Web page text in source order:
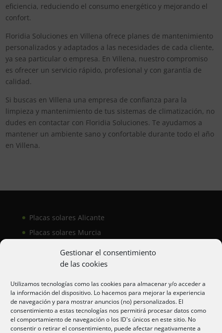
Gestionar el consentimiento
de las cookies
Utilizamos tecnologías como las cookies para almacenar y/o acceder a
la información del dispositivo. Lo hacemos para mejorar la experiencia
de navegación y para mostrar anuncios (no) personalizados. El
consentimiento a estas tecnologías nos permitirá procesar datos como
el comportamiento de navegación o los ID's únicos en este sitio. No
consentir o retirar el consentimiento, puede afectar negativamente a
eficiencia, reduciendo el consumo energético y mejorando el
confort.
Floridia Soluciones en Villena ofrece planes de mantenimiento
personalizados y adaptados a las necesidades de cada cliente,
ya sea particular o empresa. En Villena, nuestro compromiso
es ofrecer un servicio rápido, profesional y con garantía de
calidad.
Si buscas en Villena una empresa de confianza para la
limpieza y mantenimiento de tus sistemas de climatización, no
dudes en contactar con Floridia Soluciones. Te ayudamos a
mantener un ambiente sano y confortable durante todo el año
en Villena.
Placas solares Alicante
Placas solares Murcia
Aire acondicionado Alicante
Aire acondicionador Murcia
Aire acondicionado San Juan